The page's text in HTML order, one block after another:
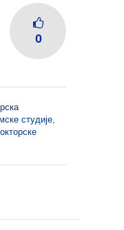
0
студије,